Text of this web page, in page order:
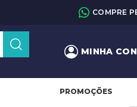
COMPRE
MINHA
PROMOÇÕES